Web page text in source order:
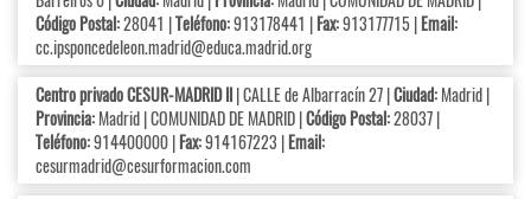
Código Postal:28041 |Teléfono:913178441 |Fax:913177715 |Email:
cc.ipsponcedeleon.madrid@educa.madrid.org
Centro privado CESUR-MADRID II| CALLE de Albarracín 27 |Ciudad:Madrid |
Provincia:Madrid | COMUNIDAD DE MADRID |Código Postal:28037 |
Teléfono:914400000 |Fax:914167223 |Email:
cesurmadrid@cesurformacion.com